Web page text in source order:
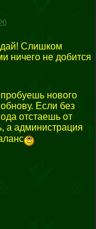
дай! Слишком
ничего не добится
нового
Если без
отстаешь от
а администрация